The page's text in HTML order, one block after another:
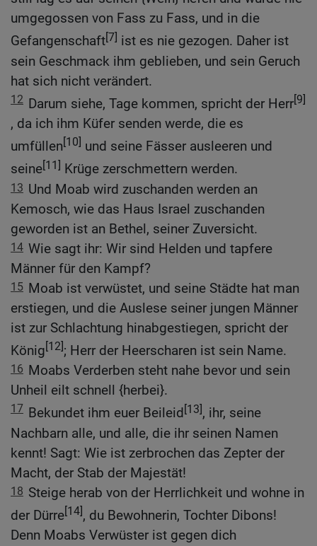
umgegossen von Fass zu Fass, und in die
Gefangenschaft[7] ist es nie gezogen. Daher ist
sein Geschmack ihm geblieben, und sein Geruch
hat sich nicht verändert.
12 Darum siehe, Tage kommen, spricht der Herr[9]
, da ich ihm Küfer senden werde, die es
umfüllen[10] und seine Fässer ausleeren und
seine[11] Krüge zerschmettern werden.
13 Und Moab wird zuschanden werden an
Kemosch, wie das Haus Israel zuschanden
geworden ist an Bethel, seiner Zuversicht.
14 Wie sagt ihr: Wir sind Helden und tapfere
Männer für den Kampf?
15 Moab ist verwüstet, und seine Städte hat man
erstiegen, und die Auslese seiner jungen Männer
ist zur Schlachtung hinabgestiegen, spricht der
König[12]; Herr der Heerscharen ist sein Name.
16 Moabs Verderben steht nahe bevor und sein
Unheil eilt schnell {herbei}.
17 Bekundet ihm euer Beileid[13], ihr, seine
Nachbarn alle, und alle, die ihr seinen Namen
kennt! Sagt: Wie ist zerbrochen das Zepter der
Macht, der Stab der Majestät!
18 Steige herab von der Herrlichkeit und wohne in
der Dürre[14], du Bewohnerin, Tochter Dibons!
Denn Moabs Verwüster ist gegen dich